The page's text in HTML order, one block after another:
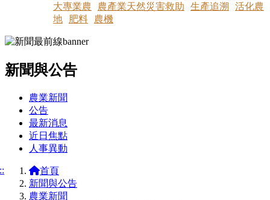
大專業農
農產業天然災害救助 生產追溯
活化農
地
肥料 農機
新聞與公告
農業新聞
公告
最新消息
近日焦點
人事異動
首頁
新聞與公告
農業新聞